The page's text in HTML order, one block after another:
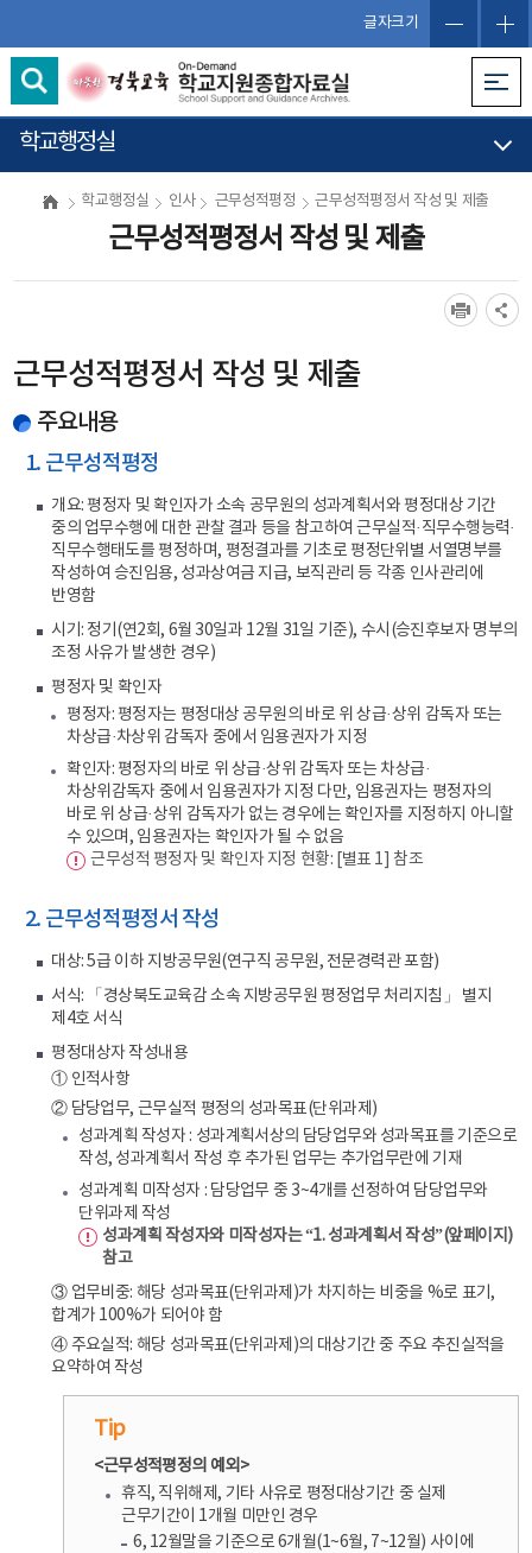
글자크기
학교행정실
학교행정실 인사 근무성적평정 근무성적평정서 작성 및 제출
근무성적평정서 작성 및 제출
근무성적평정서 작성 및 제출
주요내용
1. 근무성적평정
개요: 평정자 및 확인자가 소속 공무원의 성과계획서와 평정대상 기간
중의 업무수행에 대한 관찰 결과 등을 참고하여 근무실적·직무수행능력·
직무수행태도를 평정하며, 평정결과를 기초로 평정단위별 서열명부를
작성하여 승진임용, 성과상여금 지급, 보직관리 등 각종 인사관리에
반영함
시기: 정기(연2회, 6월 30일과 12월 31일 기준), 수시(승진후보자 명부의
조정 사유가 발생한 경우)
평정자 및 확인자
평정자: 평정자는 평정대상 공무원의 바로 위 상급·상위 감독자 또는
차상급·차상위 감독자 중에서 임용권자가 지정
확인자: 평정자의 바로 위 상급·상위 감독자 또는 차상급·
차상위감독자 중에서 임용권자가 지정 다만, 임용권자는 평정자의
바로 위 상급·상위 감독자가 없는 경우에는 확인자를 지정하지 아니할
수 있으며, 임용권자는 확인자가 될 수 없음
근무성적 평정자 및 확인자 지정 현황: [별표 1] 참조
2. 근무성적평정서 작성
대상: 5급 이하 지방공무원(연구직 공무원, 전문경력관 포함)
서식: 「경상북도교육감 소속 지방공무원 평정업무 처리지침」 별지
제4호 서식
평정대상자 작성내용
① 인적사항
② 담당업무, 근무실적 평정의 성과목표(단위과제)
성과계획 작성자 : 성과계획서상의 담당업무와 성과목표를 기준으로
작성, 성과계획서 작성 후 추가된 업무는 추가업무란에 기재
성과계획 미작성자 : 담당업무 중 3~4개를 선정하여 담당업무와
단위과제 작성
성과계획 작성자와 미작성자는 “1. 성과계획서 작성”(앞페이지)
참고
③ 업무비중: 해당 성과목표(단위과제)가 차지하는 비중을 %로 표기,
합계가 100%가 되어야 함
④ 주요실적: 해당 성과목표(단위과제)의 대상기간 중 주요 추진실적을
요약하여 작성
Tip
<근무성적평정의 예외>
휴직, 직위해제, 기타 사유로 평정대상기간 중 실제
근무기간이 1개월 미만인 경우
6, 12월말을 기준으로 6개월(1~6월, 7~12월) 사이에